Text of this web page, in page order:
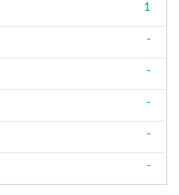
1
-
-
-
-
-